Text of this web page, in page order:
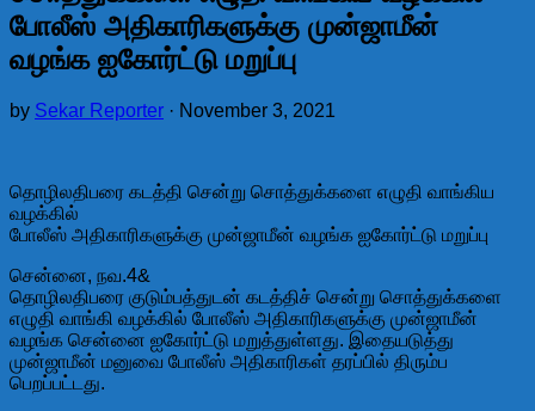
போலீஸ் அதிகாரிகளுக்கு முன்ஜாமீன்
வழங்க ஐகோர்ட்டு மறுப்பு
by Sekar Reporter · November 3, 2021
தொழிலதிபரை கடத்தி சென்று சொத்துக்களை எழுதி வாங்கிய
வழக்கில்
போலீஸ் அதிகாரிகளுக்கு முன்ஜாமீன் வழங்க ஐகோர்ட்டு மறுப்பு
சென்னை, நவ.4&
தொழிலதிபரை குடும்பத்துடன் கடத்திச் சென்று சொத்துக்களை
எழுதி வாங்கி வழக்கில் போலீஸ் அதிகாரிகளுக்கு முன்ஜாமீன்
வழங்க சென்னை ஐகோர்ட்டு மறுத்துள்ளது. இதையடுத்து
முன்ஜாமீன் மனுவை போலீஸ் அதிகாரிகள் தரப்பில் திரும்ப
பெறப்பட்டது.